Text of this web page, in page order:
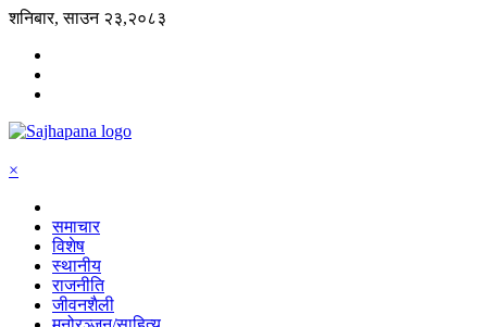
शनिबार, साउन २३,२०८३
×
समाचार
विशेष
स्थानीय
राजनीति
जीवनशैली